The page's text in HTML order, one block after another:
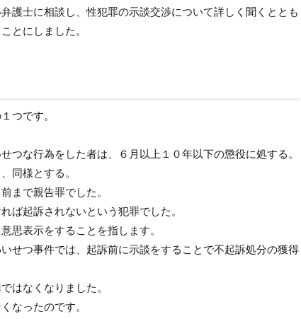
護士に相談し、性犯罪の示談交渉について詳しく聞くととも
とにしました。
つです。
つな行為をした者は、６月以上１０年以下の懲役に処する。
同様とする。
まで親告罪でした。
ば起訴されないという犯罪でした。
思表示をすることを指します。
せつ事件では、起訴前に示談をすることで不起訴処分の獲得
はなくなりました。
なったのです。